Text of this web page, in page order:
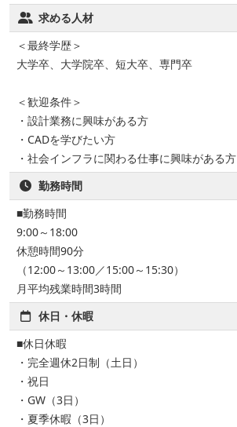
求める人材
＜最終学歴＞
大学卒、大学院卒、短大卒、専門卒
＜歓迎条件＞
・設計業務に興味がある方
・CADを学びたい方
・社会インフラに関わる仕事に興味がある方
勤務時間
■勤務時間
9:00～18:00
休憩時間90分
（12:00～13:00／15:00～15:30）
月平均残業時間3時間
休日・休暇
■休日休暇
・完全週休2日制（土日）
・祝日
・GW（3日）
・夏季休暇（3日）